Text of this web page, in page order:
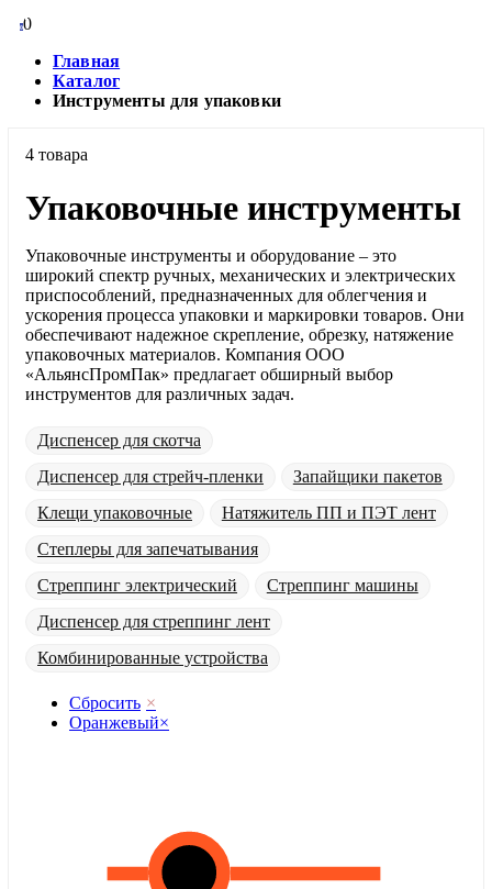
00
Главная
Каталог
Инструменты для упаковки
4 товара
Упаковочные инструменты
Упаковочные инструменты и оборудование – это
широкий спектр ручных, механических и электрических
приспособлений, предназначенных для облегчения и
ускорения процесса упаковки и маркировки товаров. Они
обеспечивают надежное скрепление, обрезку, натяжение
упаковочных материалов. Компания ООО
«АльянсПромПак» предлагает обширный выбор
инструментов для различных задач.
Диспенсер для скотча
Диспенсер для стрейч-пленки
Запайщики пакетов
Клещи упаковочные
Натяжитель ПП и ПЭТ лент
Степлеры для запечатывания
Стреппинг электрический
Стреппинг машины
Диспенсер для стреппинг лент
Комбинированные устройства
Сбросить ×
Оранжевый×